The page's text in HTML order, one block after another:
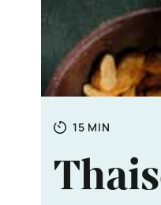
Totale
15 MINUTEN
MIN